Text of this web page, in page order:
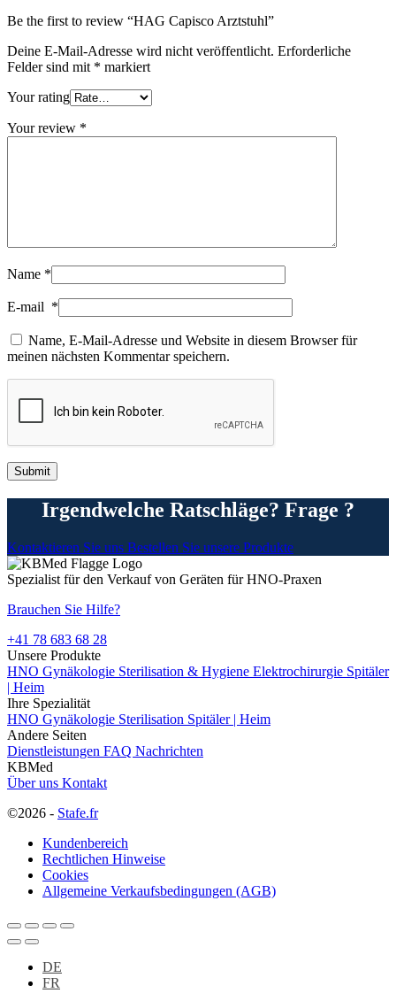
Be the first to review “HAG Capisco Arztstuhl”
Deine E-Mail-Adresse wird nicht veröffentlicht. Erforderliche
Felder sind mit * markiert
Your rating
Your review *
Name *
E-mail *
Name, E-Mail-Adresse und Website in diesem Browser für
meinen nächsten Kommentar speichern.
Irgendwelche Ratschläge? Frage ?
Kontaktieren Sie uns Bestellen Sie unsere Produkte
Spezialist für den Verkauf von Geräten für HNO-Praxen
Brauchen Sie Hilfe?
+41 78 683 68 28
Unsere Produkte
HNO Gynäkologie Sterilisation & Hygiene Elektrochirurgie Spitäler
| Heim
Ihre Spezialität
HNO Gynäkologie Sterilisation Spitäler | Heim
Andere Seiten
Dienstleistungen FAQ Nachrichten
KBMed
Über uns Kontakt
©2026 - Stafe.fr
Kundenbereich
Rechtlichen Hinweise
Cookies
Allgemeine Verkaufsbedingungen (AGB)
DE
FR